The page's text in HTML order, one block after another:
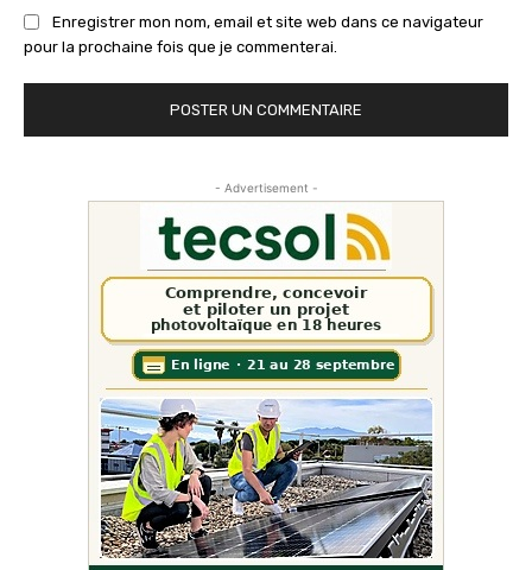
Enregistrer mon nom, email et site web dans ce navigateur
pour la prochaine fois que je commenterai.
- Advertisement -